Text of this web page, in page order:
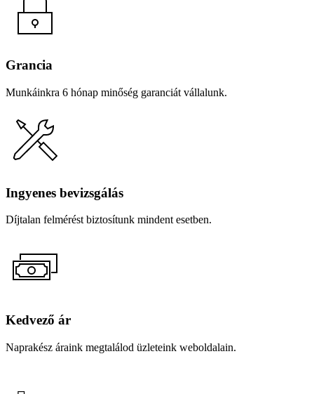
Grancia
Munkáinkra 6 hónap minőség garanciát vállalunk.
Ingyenes bevizsgálás
Díjtalan felmérést biztosítunk mindent esetben.
Kedvező ár
Naprakész áraink megtalálod üzleteink weboldalain.